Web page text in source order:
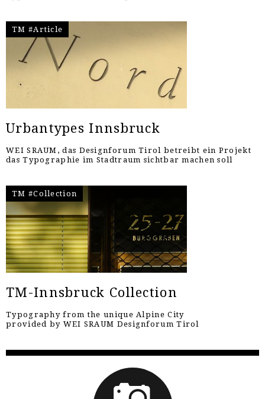
TM #Article
Urbantypes Innsbruck
WEI SRAUM, das Designforum Tirol betreibt ein Projekt
das Typographie im Stadtraum sichtbar machen soll
TM #Collection
TM-Innsbruck Collection
Typography from the unique Alpine City
provided by WEI SRAUM Designforum Tirol